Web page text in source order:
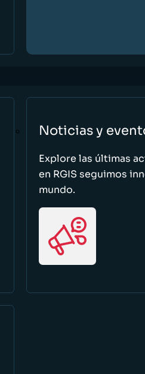
Noticias y
Explore las últimas
en RGIS seguimos
mundo.